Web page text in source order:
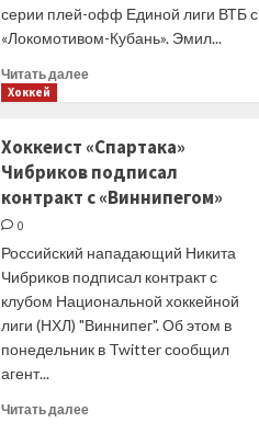
серии плей-офф Единой лиги ВТБ с
«Локомотивом-Кубань». Эмил...
Читать далееПрочитать
Как
профессионалы,
мы
справиться
с
давлением,
но
Хоккей
Хоккеист «Спартака»
Чибриков подписал
контракт с «Виннипегом»
0
Российский нападающий Никита
Чибриков подписал контракт с
клубом Национальной хоккейной
лиги (НХЛ) "Виннипег". Об этом в
понедельник в Twitter сообщил
агент...
Читать далееПрочитать